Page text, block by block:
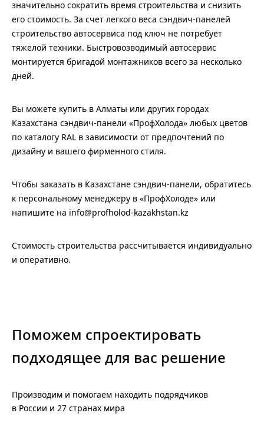
значительно сократить время строительства и снизить
его стоимость. За счет легкого веса сэндвич-панелей
строительство автосервиса под ключ не потребует
тяжелой техники. Быстровозводимый автосервис
монтируется бригадой монтажников всего за несколько
дней.
Вы можете купить в Алматы или других городах
Казахстана сэндвич-панели «ПрофХолода» любых цветов
по каталогу RAL в зависимости от предпочтений по
дизайну и вашего фирменного стиля.
Чтобы заказать в Казахстане сэндвич-панели, обратитесь
к персональному менеджеру в «ПрофХолоде» или
напишите на info@profholod-kazakhstan.kz
Стоимость строительства рассчитывается индивидуально
и оперативно.
Поможем спроектировать
подходящее для вас решение
Производим и помогаем находить подрядчиков
в России и 27 странах мира